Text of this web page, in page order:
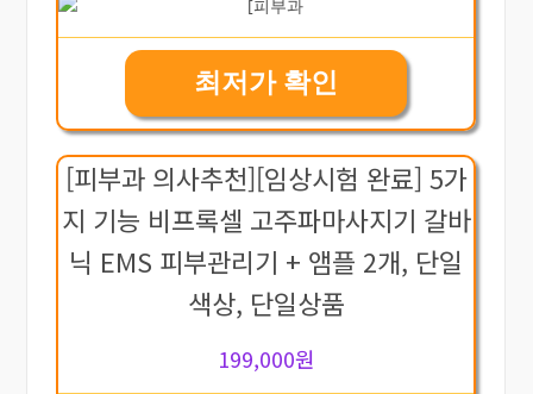
최저가 확인
[피부과 의사추천][임상시험 완료] 5가
지 기능 비프록셀 고주파마사지기 갈바
닉 EMS 피부관리기 + 앰플 2개, 단일
색상, 단일상품
199,000원